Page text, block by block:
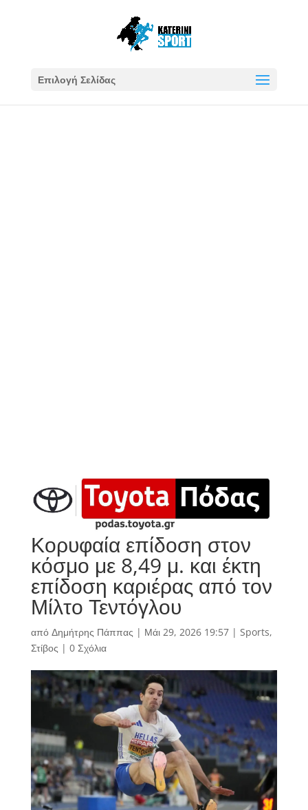
Επιλογή Σελίδας
Κορυφαία επίδοση στον
κόσμο με 8,49 μ. και έκτη
επίδοση καριέρας από τον
Μίλτο Τεντόγλου
από Δημήτρης Πάππας | Μάι 29, 2026 19:57| Sports,
Στίβος | 0 Σχόλια